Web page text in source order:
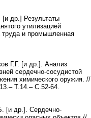
др.] Результаты
утилизацией
труда и промышленная
Г.Г. [и др.]. Анализ
сердечно-сосудистой
химического оружия. //
Т.14.– С.52-64.
[и др.]. Сердечно-